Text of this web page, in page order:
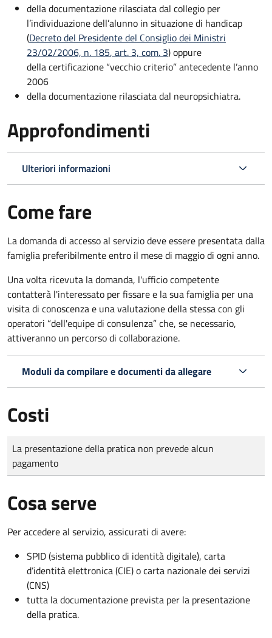
della documentazione rilasciata dal collegio per
l’individuazione dell’alunno in situazione di handicap
(Decreto del Presidente del Consiglio dei Ministri
23/02/2006, n. 185, art. 3, com. 3) oppure
della certificazione “vecchio criterio” antecedente l’anno
2006
della documentazione rilasciata dal neuropsichiatra.
Approfondimenti
Ulteriori informazioni
Come fare
La domanda di accesso al servizio deve essere presentata dalla
famiglia preferibilmente entro il mese di maggio di ogni anno.
Una volta ricevuta la domanda, l'ufficio competente
contatterà l'interessato per fissare e la sua famiglia per una
visita di conoscenza e una valutazione della stessacon gli
operatori “dell'equipe di consulenza” che, se necessario,
attiveranno un percorso di collaborazione.
Moduli da compilare e documenti da allegare
Costi
Tipo di pagamento
Importo
La presentazione della pratica non prevede alcun
pagamento
Cosa serve
Per accedere al servizio, assicurati di avere:
SPID (sistema pubblico di identità digitale), carta
d’identità elettronica (CIE) o carta nazionale dei servizi
(CNS)
tutta la documentazione prevista per la presentazione
della pratica.